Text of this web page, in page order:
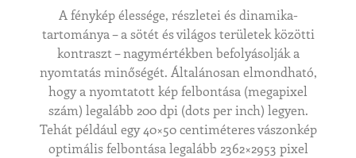
A fénykép élessége, részletei és dinamika-
tartománya – a sötét és világos területek közötti
kontraszt – nagymértékben befolyásolják a
nyomtatás minőségét. Általánosan elmondható,
hogy a nyomtatott kép felbontása (megapixel
szám) legalább 200 dpi (dots per inch) legyen.
Tehát például egy 40×50 centiméteres vászonkép
optimális felbontása legalább 2362×2953 pixel